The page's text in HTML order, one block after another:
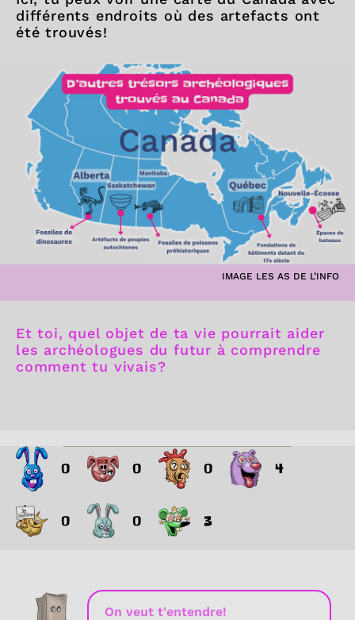
différents endroits où des artefacts ont
été trouvés!
IMAGE LES AS DE L’INFO
Et toi, quel objet de ta vie pourrait aider
les archéologues du futur à comprendre
comment tu vivais?
0 0 0 4
0 0 3